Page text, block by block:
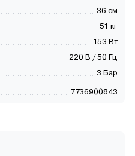
36 см
51 кг
153 Вт
220 В / 50 Гц
3 Бар
7736900843